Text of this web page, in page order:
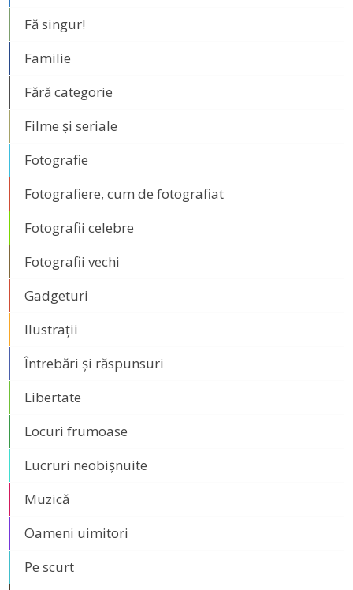
Fă singur!
Familie
Fără categorie
Filme și seriale
Fotografie
Fotografiere, cum de fotografiat
Fotografii celebre
Fotografii vechi
Gadgeturi
Ilustrații
Întrebări și răspunsuri
Libertate
Locuri frumoase
Lucruri neobișnuite
Muzică
Oameni uimitori
Pe scurt